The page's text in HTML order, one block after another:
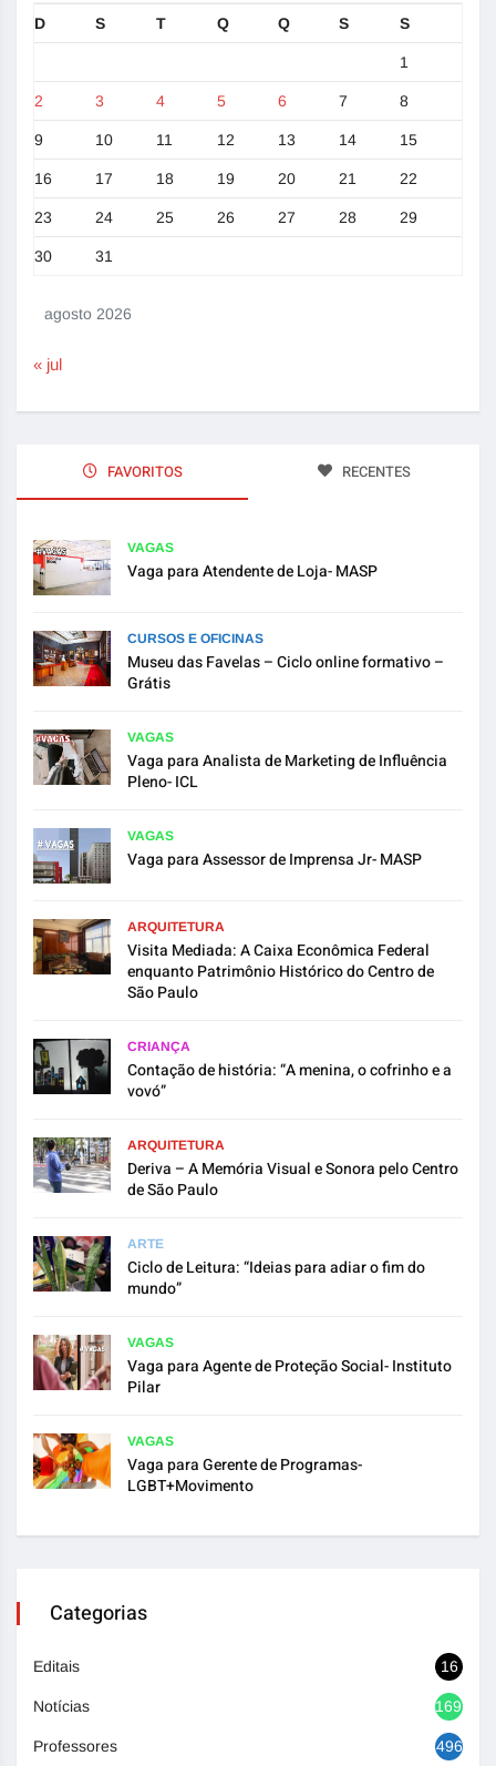
agosto 2026
D S T Q Q S S
1
2 3 4 5 6 7 8
9 10 11 12 13 14 15
16 17 18 19 20 21 22
23 24 25 26 27 28 29
30 31
« jul
FAVORITOS RECENTES
VAGAS
Vaga para Atendente de Loja- MASP
CURSOS E OFICINAS
Museu das Favelas – Ciclo online formativo –
Grátis
VAGAS
Vaga para Analista de Marketing de Influência
Pleno- ICL
VAGAS
Vaga para Assessor de Imprensa Jr- MASP
ARQUITETURA
Visita Mediada: A Caixa Econômica Federal
enquanto Patrimônio Histórico do Centro de
São Paulo
CRIANÇA
Contação de história: “A menina, o cofrinho e a
vovó”
ARQUITETURA
Deriva – A Memória Visual e Sonora pelo Centro
de São Paulo
ARTE
Ciclo de Leitura: “Ideias para adiar o fim do
mundo”
VAGAS
Vaga para Agente de Proteção Social- Instituto
Pilar
VAGAS
Vaga para Gerente de Programas-
LGBT+Movimento
Categorias
Editais 16
Notícias 1692
Professores 496